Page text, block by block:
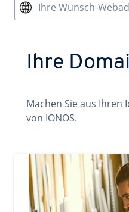
Ihre Wunsch-
Ihre
Machen Sie aus Ihren
von IONOS.